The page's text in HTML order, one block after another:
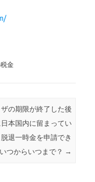
金
の期限が終了した後
日本国内に留まってい
退一時金を申請でき
つからいつまで？ →